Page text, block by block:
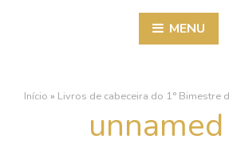
MENU
Início » Livros de cabeceira do 1° Bimestre